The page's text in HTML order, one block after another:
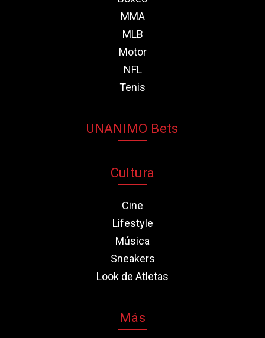
MMA
MLB
Motor
NFL
Tenis
UNANIMO Bets
Cultura
Cine
Lifestyle
Música
Sneakers
Look de Atletas
Más